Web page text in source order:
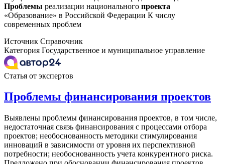
Проблемы реализации национального проекта
«Образование» в Российской Федерации К числу
современных проблем
Источник Справочник
Категория Государственное и муниципальное управление
Статья от экспертов
Проблемы финансирования проектов
Выявлены проблемы финансирования проектов, в том числе,
недостаточная связь финансирования с процессами отбора
проектов; необоснованность методики стимулирования
инноваций в зависимости от уровня их перспективной
потребности; необоснованность учета конкурентного риска.